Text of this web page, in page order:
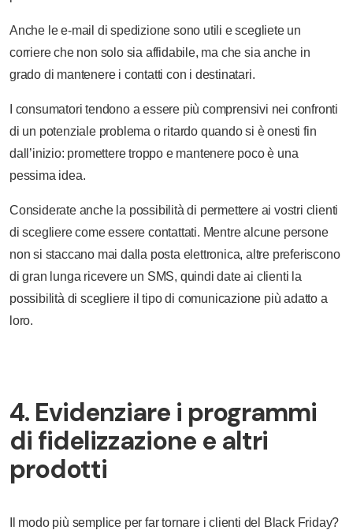
Anche le e-mail di spedizione sono utili e scegliete un
corriere che non solo sia affidabile, ma che sia anche in
grado di mantenere i contatti con i destinatari.
I consumatori tendono a essere più comprensivi nei confronti
di un potenziale problema o ritardo quando si è onesti fin
dall’inizio: promettere troppo e mantenere poco è una
pessima idea.
Considerate anche la possibilità di permettere ai vostri clienti
di scegliere come essere contattati. Mentre alcune persone
non si staccano mai dalla posta elettronica, altre preferiscono
di gran lunga ricevere un SMS, quindi date ai clienti la
possibilità di scegliere il tipo di comunicazione più adatto a
loro.
4. Evidenziare i programmi
di fidelizzazione e altri
prodotti
Il modo più semplice per far tornare i clienti del Black Friday?